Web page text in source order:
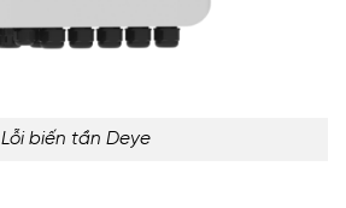
Lỗi biến tần Deye